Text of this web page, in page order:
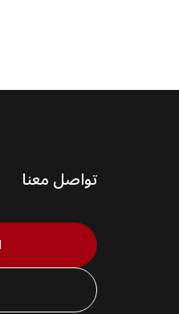
تواصل معنا